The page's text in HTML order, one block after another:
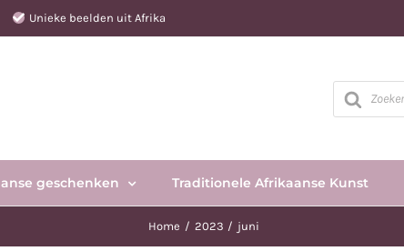
Unieke beelden uit Afrika
Producten
zoeken
geschenken Traditionele Afrikaanse Kunst
Home 2023 juni